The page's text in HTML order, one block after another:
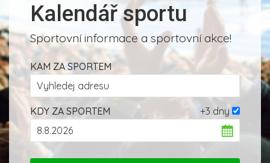
Kalendář sportu
Sportovní informace a sportovní akce!
KAM ZA SPORTEM
+3 dny
KDY ZA SPORTEM